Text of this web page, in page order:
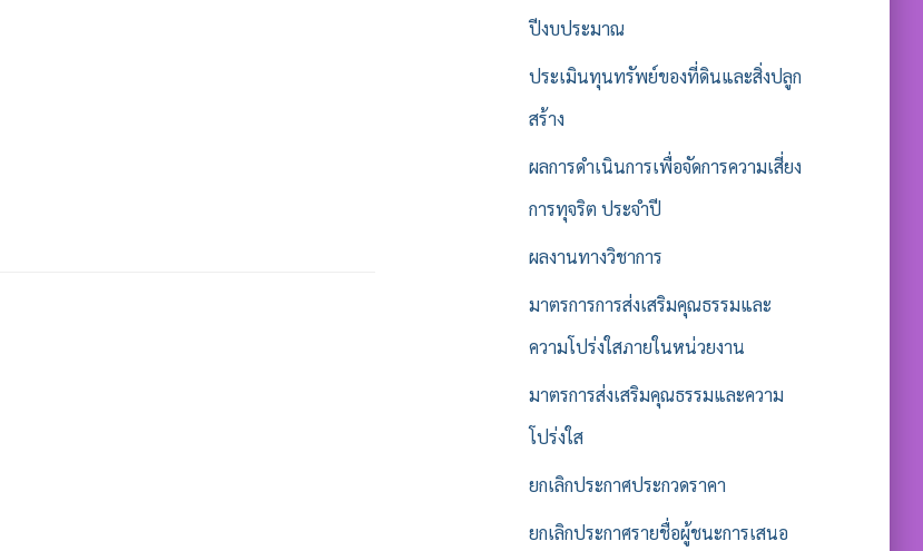
ปีงบประมาณ
ประเมินทุนทรัพย์ของที่ดินและสิ่งปลูก
สร้าง
ผลการดำเนินการเพื่อจัดการความเสี่ยง
การทุจริต ประจำปี
ผลงานทางวิชาการ
มาตรการการส่งเสริมคุณธรรมและ
ความโปร่งใสภายในหน่วยงาน
มาตรการส่งเสริมคุณธรรมและความ
โปร่งใส
ยกเลิกประกาศประกวดราคา
ยกเลิกประกาศรายชื่อผู้ชนะการเสนอ